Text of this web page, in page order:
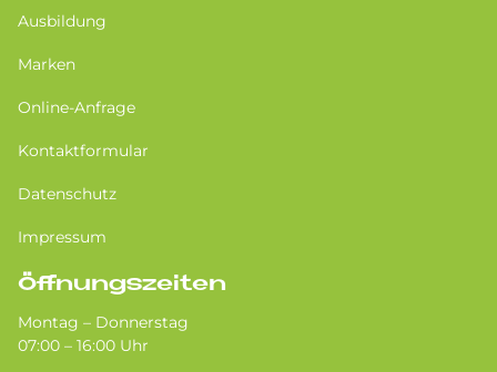
Ausbildung
Marken
Online-Anfrage
Kontaktformular
Datenschutz
Impressum
Öffnungszeiten
Montag – Donnerstag
07:00 – 16:00 Uhr